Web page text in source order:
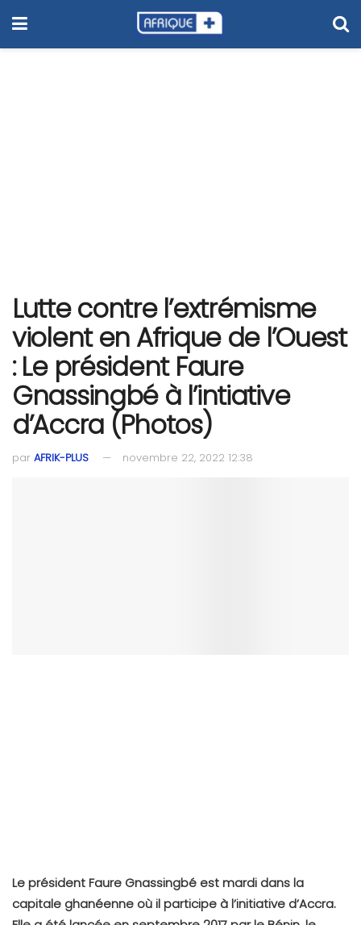
Lutte contre l’extrémisme
violent en Afrique de l’Ouest
: Le président Faure
Gnassingbé à l’intiative
d’Accra (Photos)
par AFRIK-PLUS novembre 22, 2022 12:38
Le président Faure Gnassingbé est mardi dans la
capitale ghanéenne où il participe à l’initiative d’Accra.